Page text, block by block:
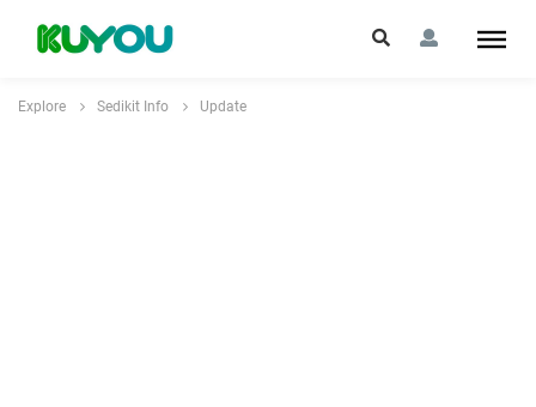
Explore Sedikit Info Update